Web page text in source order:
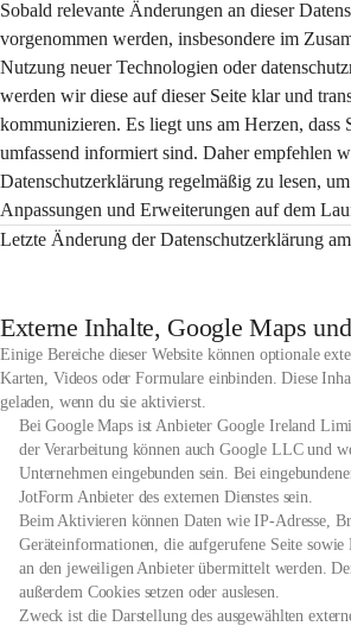
Sobald relevante Änderungen an dieser
vorgenommen werden, insbesondere im
Nutzung neuer Technologien oder
werden wir diese auf dieser Seite klar und
kommunizieren. Es liegt uns am Herzen, dass
umfassend informiert sind. Daher empfehlen
Datenschutzerklärung regelmäßig zu lesen,
Anpassungen und Erweiterungen auf dem
Letzte Änderung der Datenschutzerklärung
Externe Inhalte, Google Maps
Einige Bereiche dieser Website können optionale
Karten, Videos oder Formulare einbinden. Diese
geladen, wenn du sie aktivierst.
Bei Google Maps ist Anbieter Google Ireland
der Verarbeitung können auch Google LLC und
Unternehmen eingebunden sein. Bei
JotForm Anbieter des externen Dienstes sein.
Beim Aktivieren können Daten wie IP-Adresse,
Geräteinformationen, die aufgerufene Seite
an den jeweiligen Anbieter übermittelt werden.
außerdem Cookies setzen oder auslesen.
Zweck ist die Darstellung des ausgewählten